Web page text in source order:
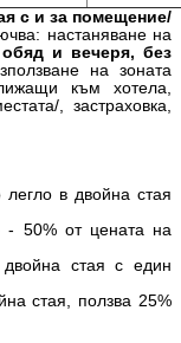
с и за помещение/
настаняване на
и вечеря, без
на зоната
към хотела,
, застраховка,
в двойна стая
- 50% от цената на
стая с един
стая, ползва 25%